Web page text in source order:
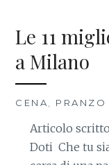
Le 11
a Milano
CENA PRANZO
Articolo
Doti Che tu